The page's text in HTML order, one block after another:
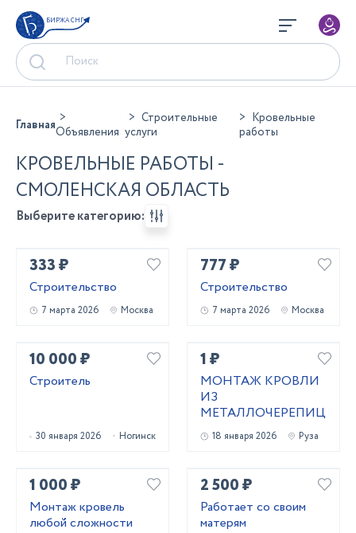
БИРЖА СНГ
ГлавнаяОбъявления
Строительные
услуги
Кровельные
работы
КРОВЕЛЬНЫЕ РАБОТЫ -
СМОЛЕНСКАЯ ОБЛАСТЬ
Выберите категорию:
333 ₽
Строительство
7 марта 2026 Москва
777 ₽
Строительство
7 марта 2026 Москва
10 000 ₽
Строитель
30 января 2026 Ногинск
1 ₽
МОНТАЖ КРОВЛИ
ИЗ
МЕТАЛЛОЧЕРЕПИЦЫ
18 января 2026 Руза
1 000 ₽
Монтаж кровель
любой сложности
2 500 ₽
Работает со своим
матерям